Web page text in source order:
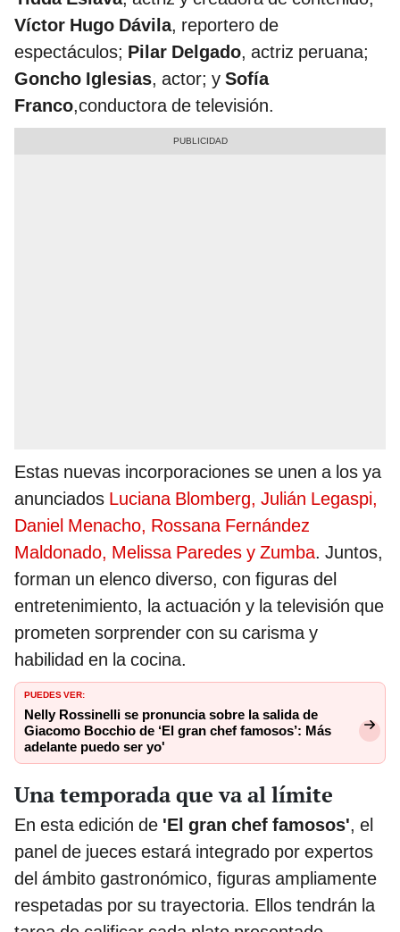
Víctor Hugo Dávila, reportero de
espectáculos; Pilar Delgado, actriz peruana;
Goncho Iglesias, actor; y Sofía
Franco,conductora de televisión.
Estas nuevas incorporaciones se unen a los ya
anunciados Luciana Blomberg, Julián Legaspi,
Daniel Menacho, Rossana Fernández
Maldonado, Melissa Paredes y Zumba. Juntos,
forman un elenco diverso, con figuras del
entretenimiento, la actuación y la televisión que
prometen sorprender con su carisma y
habilidad en la cocina.
PUEDES VER:
Nelly Rossinelli se pronuncia sobre la salida de
Giacomo Bocchio de ‘El gran chef famosos’: Más
adelante puedo ser yo'
Una temporada que va al límite
En esta edición de 'El gran chef famosos', el
panel de jueces estará integrado por expertos
del ámbito gastronómico, figuras ampliamente
respetadas por su trayectoria. Ellos tendrán la